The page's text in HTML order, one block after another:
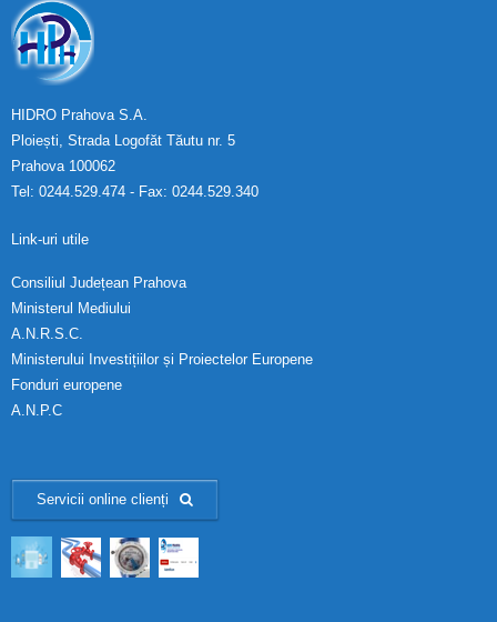
HIDRO Prahova S.A.
Ploiești, Strada Logofăt Tăutu nr. 5
Prahova 100062
Tel: 0244.529.474 - Fax: 0244.529.340
Link-uri utile
Consiliul Județean Prahova
Ministerul Mediului
A.N.R.S.C.
Ministerului Investițiilor și Proiectelor Europene
Fonduri europene
A.N.P.C
Servicii online clienți